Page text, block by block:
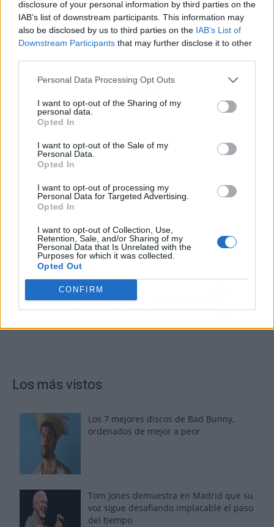
disclosure of your personal information by third parties on the
IAB’s list of downstream participants. This information may
also be disclosed by us to third parties on the IAB’s List of
Downstream Participants that may further disclose it to other
Personal Data Processing Opt Outs
I want to opt-out of the Sharing of my
personal data.
Opted In
I want to opt-out of the Sale of my
Personal Data.
Opted In
I want to opt-out of processing my
Personal Data for Targeted Advertising.
Opted In
I want to opt-out of Collection, Use,
Retention, Sale, and/or Sharing of my
Personal Data that Is Unrelated with the
Purposes for which it was collected.
Opted Out
CONFIRM
Publicidad
Los más vistos
Los 7 mejores discos de Bad Bunny,
ordenados de mejor a peor
Tom Jones demuestra en Madrid que su
voz sigue desafiando implacable el paso
del tiempo